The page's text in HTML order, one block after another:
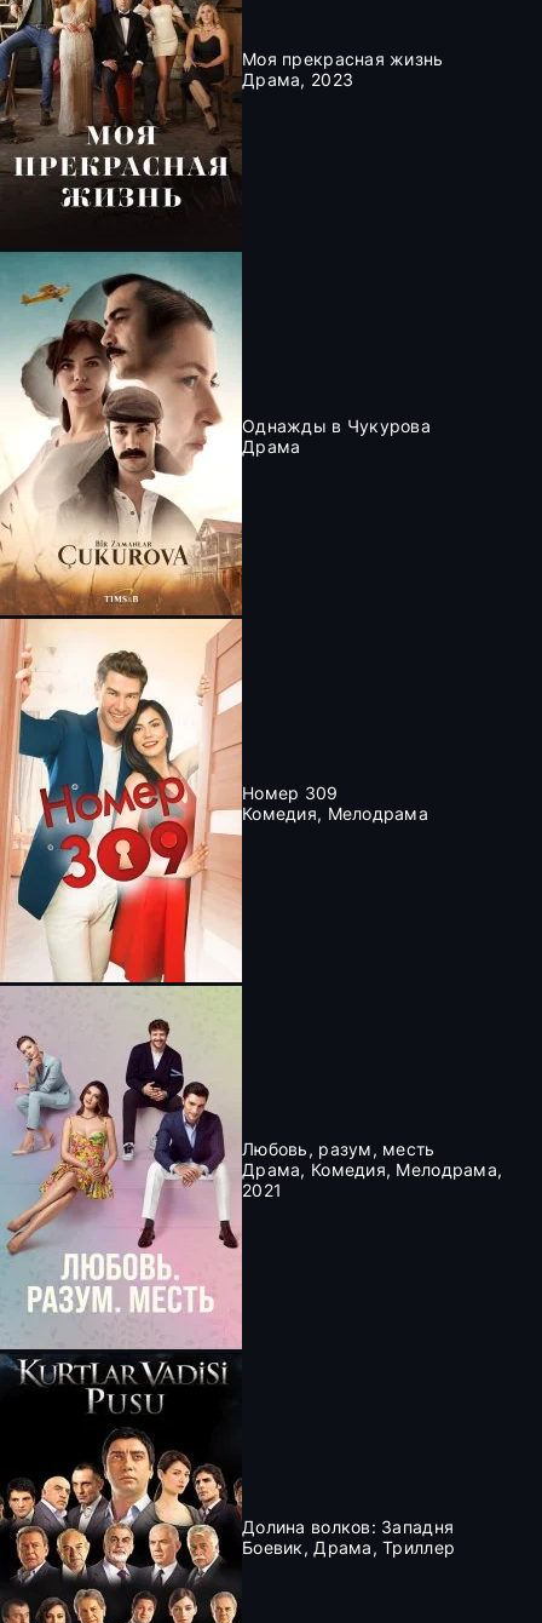
Моя прекрасная жизнь
Драма, 2023
Однажды в Чукурова
Драма
Номер 309
Комедия, Мелодрама
Любовь, разум, месть
Драма, Комедия, Мелодрама,
2021
Долина волков: Западня
Боевик, Драма, Триллер